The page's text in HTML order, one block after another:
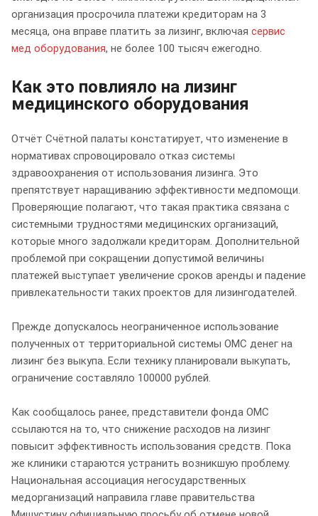
организация просрочила платежи кредиторам на 3
месяца, она вправе платить за лизинг, включая сервис
мед оборудования, не более 100 тысяч ежегодно.
Как это повлияло на лизинг
медицинского оборудования
Отчёт Счётной палаты констатирует, что изменение в
нормативах спровоцировало отказ системы
здравоохранения от использования лизинга. Это
препятствует наращиванию эффективности медпомощи.
Проверяющие полагают, что такая практика связана с
системными трудностями медицинских организаций,
которые много задолжали кредиторам. Дополнительной
проблемой при сокращении допустимой величины
платежей выступает увеличение сроков аренды и падение
привлекательности таких проектов для лизингодателей.
Прежде допускалось неограниченное использование
полученных от территориальной системы ОМС денег на
лизинг без выкупа. Если технику планировали выкупать,
ограничение составляло 100000 рублей.
Как сообщалось ранее, представители фонда ОМС
ссылаются на то, что снижение расходов на лизинг
повысит эффективность использования средств. Пока
же клиники стараются устранить возникшую проблему.
Национальная ассоциация негосударственных
медорганизаций направила главе правительства